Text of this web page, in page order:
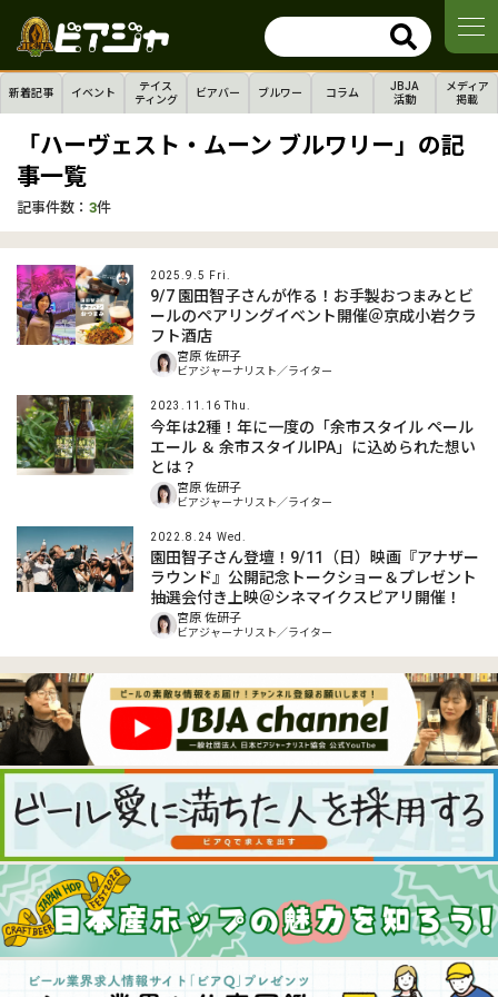
新着記事 イベント
テイス
ティング
ビアバー ブルワー コラム
JBJA
活動
メディア
掲載
「ハーヴェスト・ムーン ブルワリー」の記
事一覧
記事件数： 3件
2025.9.5 Fri.
9/7 園田智子さんが作る！お手製おつまみとビ
ールのペアリングイベント開催＠京成小岩クラ
フト酒店
宮原 佐研子
ビアジャーナリスト／ライター
2023.11.16 Thu.
今年は2種！年に一度の「余市スタイル ペール
エール ＆ 余市スタイルIPA」に込められた想い
とは？
宮原 佐研子
ビアジャーナリスト／ライター
2022.8.24 Wed.
園田智子さん登壇！9/11（日）映画『アナザー
ラウンド』公開記念トークショー＆プレゼント
抽選会付き上映＠シネマイクスピアリ開催！
宮原 佐研子
ビアジャーナリスト／ライター